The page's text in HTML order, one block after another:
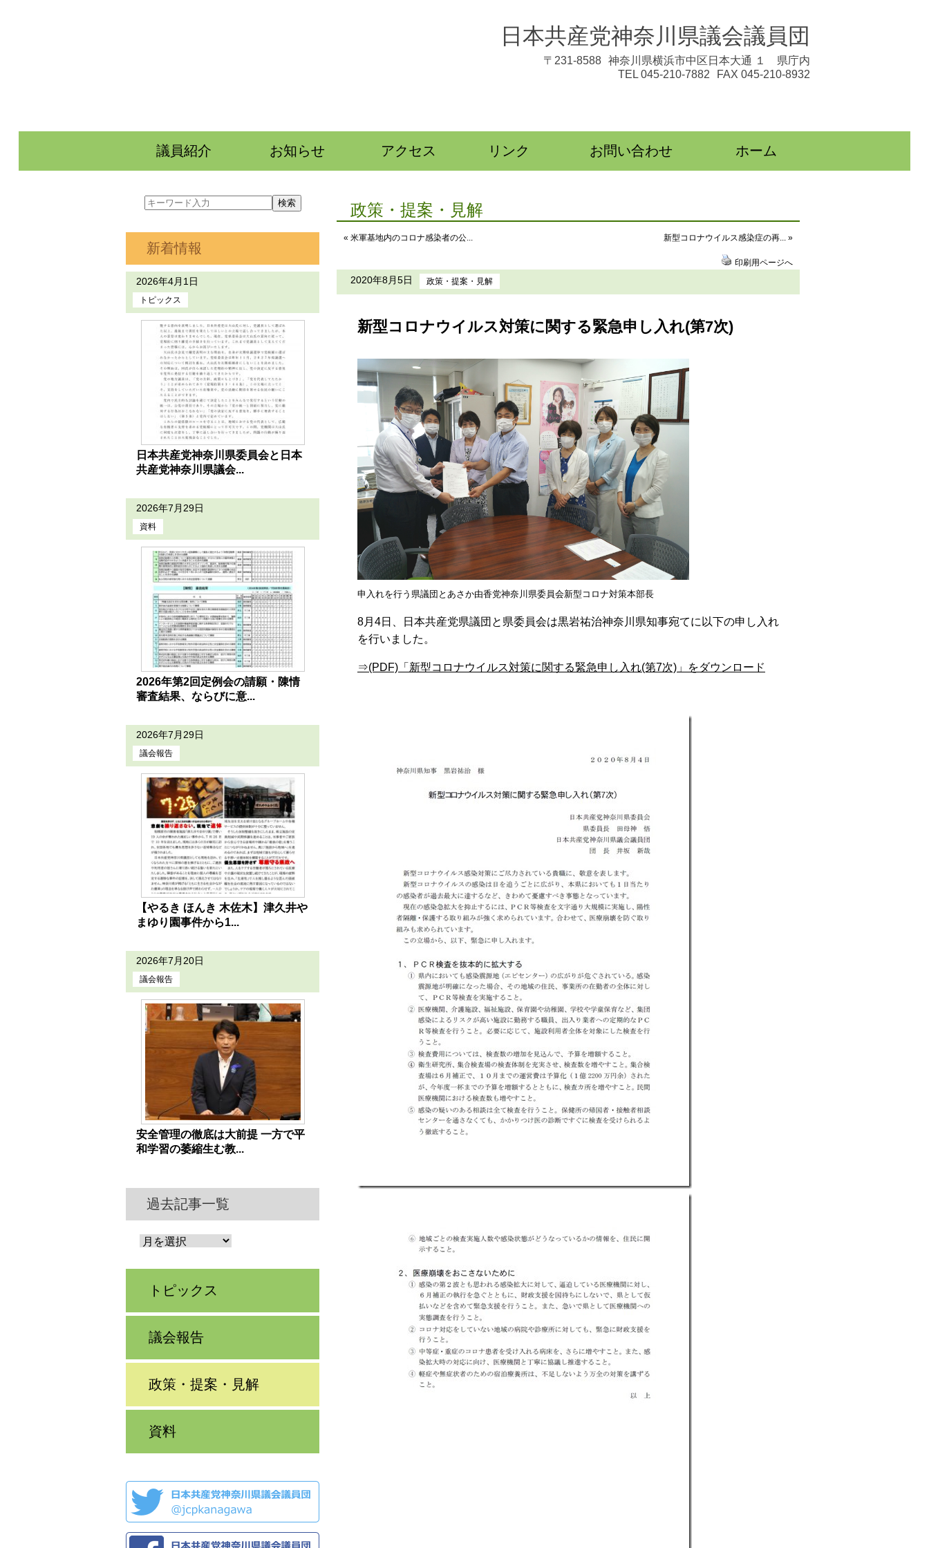
日本共産党神奈川県議会議員団
〒231-8588 神奈川県横浜市中区日本大通 １ 県庁内
TEL 045-210-7882
FAX 045-210-8932
議員紹介 お知らせ アクセス リンク お問い合わせ ホーム
政策・提案・見解
« 米軍基地内のコロナ感染者の公... 新型コロナウイルス感染症の再... »
印刷用ページへ
2020年8月5日 政策・提案・見解
新型コロナウイルス対策に関する緊急申し入れ(第7次)
申入れを行う県議団とあさか由香党神奈川県委員会新型コロナ対策本部長
8月4日、日本共産党県議団と県委員会は黒岩祐治神奈川県知事宛てに以下の申し入れ
を行いました。
⇒(PDF)「新型コロナウイルス対策に関する緊急申し入れ(第7次)」をダウンロード
新着情報
2026年4月1日
トピックス
日本共産党神奈川県委員会と日本
共産党神奈川県議会...
2026年7月29日
資料
2026年第2回定例会の請願・陳情
審査結果、ならびに意...
2026年7月29日
議会報告
【やるき ほんき 木佐木】津久井や
まゆり園事件から1...
2026年7月20日
議会報告
安全管理の徹底は大前提 一方で平
和学習の萎縮生む教...
過去記事一覧
トピックス
議会報告
政策・提案・見解
資料